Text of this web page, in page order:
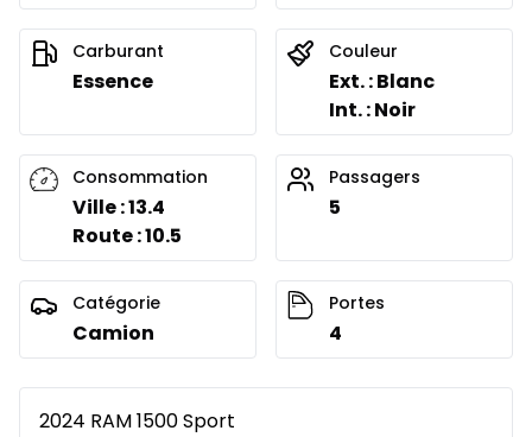
Carburant
Essence
Couleur
Ext. : Blanc
Int. : Noir
Consommation
Ville : 13.4
Route : 10.5
Passagers
5
Catégorie
Camion
Portes
4
2024 RAM 1500 Sport